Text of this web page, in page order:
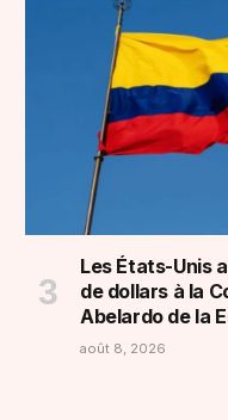
Les États-Unis
de dollars à la
Abelardo de la
août 8, 2026